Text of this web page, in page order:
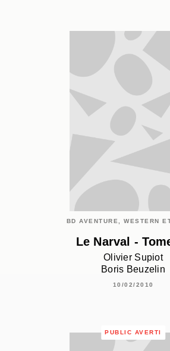
BD AVENTURE, WESTERN
Le Narval -
Olivier Supiot
Boris Beuzelin
10/02/2010
PUBLIC AVERTI